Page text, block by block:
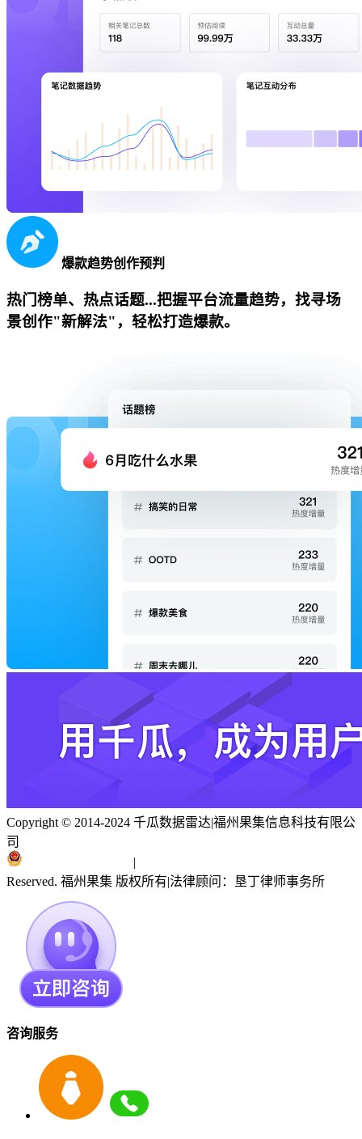
爆款趋势创作预判
热门榜单、热点话题...把握平台流量趋势，找寻场
景创作"新解法"，轻松打造爆款。
Copyright © 2014-2024 千瓜数据雷达|福州果集信息科技有限公
司
|
Reserved. 福州果集 版权所有|法律顾问：垦丁律师事务所
咨询服务